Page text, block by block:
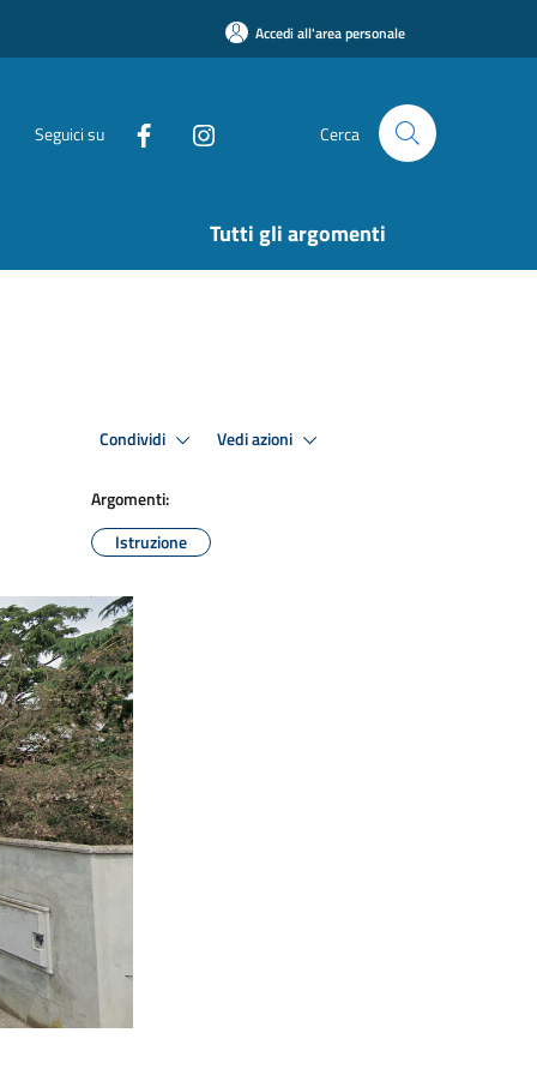
Accedi all'area personale
Seguici su Cerca
Tutti gli argomenti
Condividi Vedi azioni
Argomenti:
Istruzione